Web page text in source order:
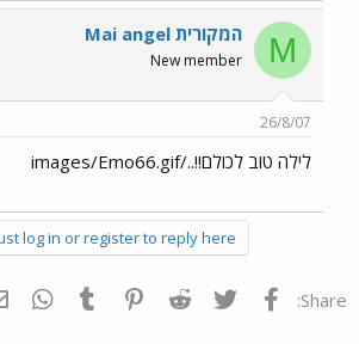
M Mai angel המקורית
New member
26/8/07
לילה טוב לכולם!!../images/Emo66.gif
log in or register to reply here.
Share: פייסבוק Twitter
Reddit
Pinterest
Tumblr